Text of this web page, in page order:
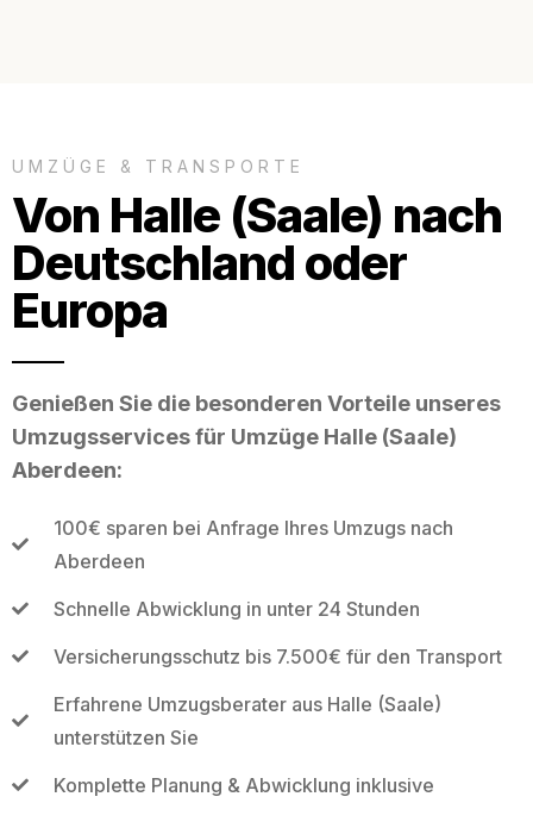
UMZÜGE & TRANSPORTE
Von Halle (Saale) nach
Deutschland oder
Europa
Genießen Sie die besonderen Vorteile unseres
Umzugsservices für Umzüge Halle (Saale)
Aberdeen:
100€ sparen bei Anfrage Ihres Umzugs nach
Aberdeen
Schnelle Abwicklung in unter 24 Stunden
Versicherungsschutz bis 7.500€ für den Transport
Erfahrene Umzugsberater aus Halle (Saale)
unterstützen Sie
Komplette Planung & Abwicklung inklusive